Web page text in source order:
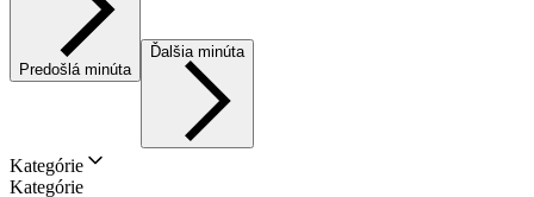
Predošlá minúta
Ďalšia minúta
Kategórie
Kategórie